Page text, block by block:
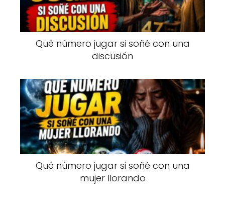
Qué número jugar si soñé con una
discusión
Qué número jugar si soñé con una
mujer llorando